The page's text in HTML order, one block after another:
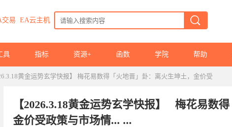
交易 EA云主机
具 指标 资源+ 函数 学院 帮助
黄金运势玄学快报】 梅花易数得「火地晋」卦：离火生坤土，金价受
【2026.3.18黄金运势玄学快报】 梅花易数
金价受政策与市场情... ...